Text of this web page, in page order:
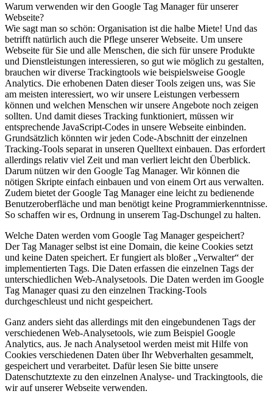
Warum verwenden wir den Google Tag Manager für unserer
Webseite?
Wie sagt man so schön: Organisation ist die halbe Miete! Und das
betrifft natürlich auch die Pflege unserer Webseite. Um unsere
Webseite für Sie und alle Menschen, die sich für unsere Produkte
und Dienstleistungen interessieren, so gut wie möglich zu gestalten,
brauchen wir diverse Trackingtools wie beispielsweise Google
Analytics. Die erhobenen Daten dieser Tools zeigen uns, was Sie
am meisten interessiert, wo wir unsere Leistungen verbessern
können und welchen Menschen wir unsere Angebote noch zeigen
sollten. Und damit dieses Tracking funktioniert, müssen wir
entsprechende JavaScript-Codes in unsere Webseite einbinden.
Grundsätzlich könnten wir jeden Code-Abschnitt der einzelnen
Tracking-Tools separat in unseren Quelltext einbauen. Das erfordert
allerdings relativ viel Zeit und man verliert leicht den Überblick.
Darum nützen wir den Google Tag Manager. Wir können die
nötigen Skripte einfach einbauen und von einem Ort aus verwalten.
Zudem bietet der Google Tag Manager eine leicht zu bedienende
Benutzeroberfläche und man benötigt keine Programmierkenntnisse.
So schaffen wir es, Ordnung in unserem Tag-Dschungel zu halten.
Welche Daten werden vom Google Tag Manager gespeichert?
Der Tag Manager selbst ist eine Domain, die keine Cookies setzt
und keine Daten speichert. Er fungiert als bloßer „Verwalter“ der
implementierten Tags. Die Daten erfassen die einzelnen Tags der
unterschiedlichen Web-Analysetools. Die Daten werden im Google
Tag Manager quasi zu den einzelnen Tracking-Tools
durchgeschleust und nicht gespeichert.
Ganz anders sieht das allerdings mit den eingebundenen Tags der
verschiedenen Web-Analysetools, wie zum Beispiel Google
Analytics, aus. Je nach Analysetool werden meist mit Hilfe von
Cookies verschiedenen Daten über Ihr Webverhalten gesammelt,
gespeichert und verarbeitet. Dafür lesen Sie bitte unsere
Datenschutztexte zu den einzelnen Analyse- und Trackingtools, die
wir auf unserer Webseite verwenden.